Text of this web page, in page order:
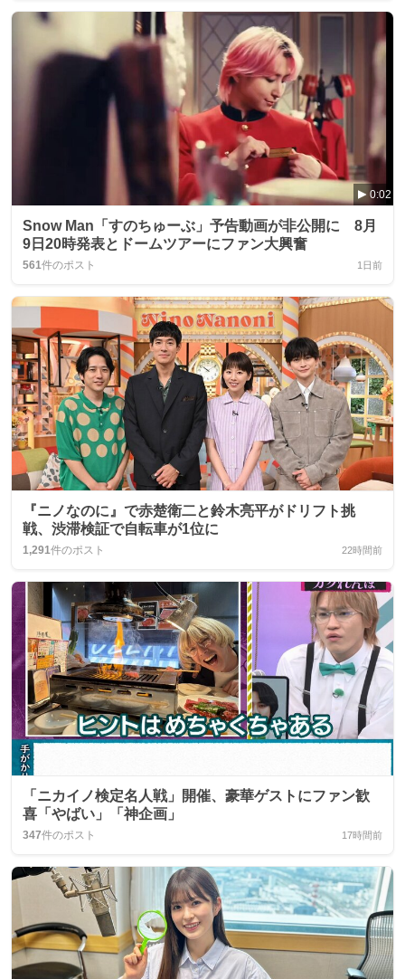
0:02
Snow Man「すのちゅーぶ」予告動画が非公開に 8月
9日20時発表とドームツアーにファン大興奮
561件のポスト 1日前
『ニノなのに』で赤楚衛二と鈴木亮平がドリフト挑
戦、渋滞検証で自転車が1位に
1,291件のポスト 22時間前
「ニカイノ検定名人戦」開催、豪華ゲストにファン歓
喜「やばい」「神企画」
347件のポスト 17時間前